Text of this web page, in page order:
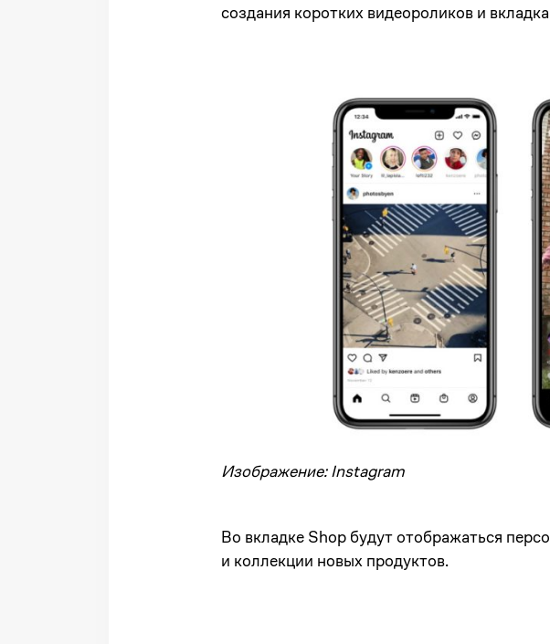
создания коротких видеороликов и
Изображение: Instagram
Во вкладке Shop будут отображаться
и коллекции новых продуктов.